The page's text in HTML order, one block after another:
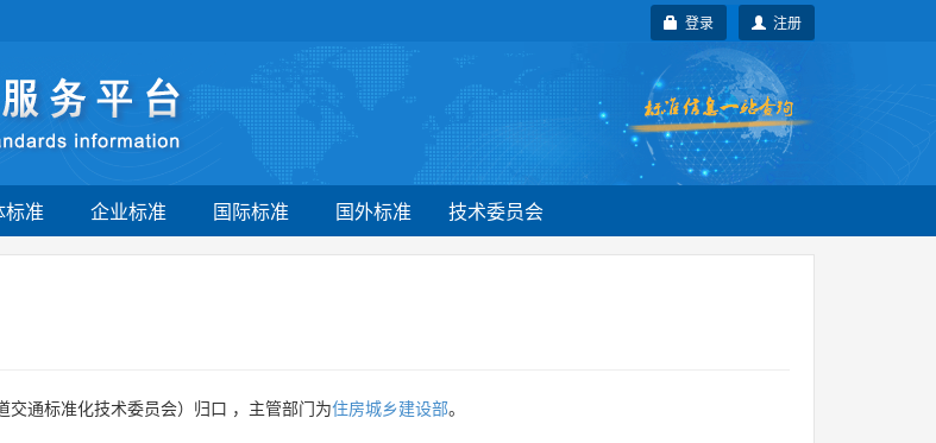
注册
登录
标准 企业标准 国际标准 国外标准 技术委员会
交通标准化技术委员会）归口 ，主管部门为住房城乡建设部。